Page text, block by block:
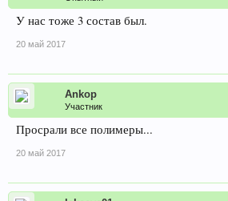
У нас тоже 3 состав был.
20 май 2017
Ankop
Участник
Просрали все полимеры...
20 май 2017